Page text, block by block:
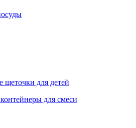
щеточки для детей
для смеси